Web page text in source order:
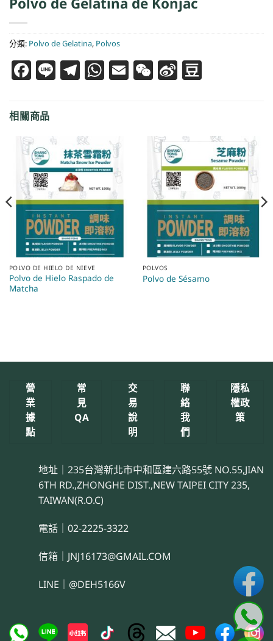
分類: Polvo de Gelatina, Polvos
Facebook
LineTelegram
WhatsApp
EmailWeChat
Sina
相關商品
POLVO DE HIELO DE NIEVE
Polvo de Hielo Raspado de
Matcha
POLVOS
Polvo de Sésamo
營
業
據
點
常
見
QA
交
易
說
明
聯
絡
我
們
隱私
權政
策
地址｜235台灣新北市中和區建六路55號 NO.55,JIAN
6TH RD.,ZHONGHE DIST.,NEW TAIPEI CITY 235,
TAIWAN(R.O.C)
電話｜02-2225-3322
信箱｜JNJ16173@GMAIL.COM
LINE｜@DEH5166V